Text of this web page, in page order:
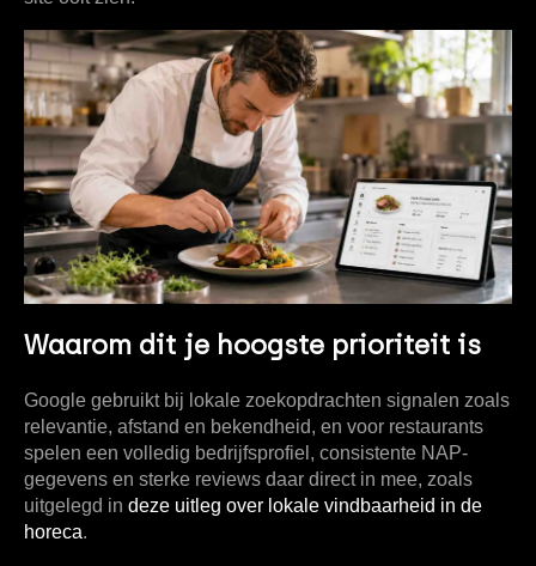
Waarom dit je hoogste prioriteit is
Google gebruikt bij lokale zoekopdrachten signalen zoals
relevantie, afstand en bekendheid, en voor restaurants
spelen een volledig bedrijfsprofiel, consistente NAP-
gegevens en sterke reviews daar direct in mee, zoals
uitgelegd in deze uitleg over lokale vindbaarheid in de
horeca.